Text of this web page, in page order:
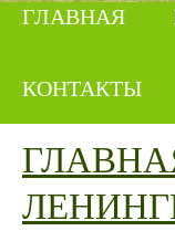
ГЛАВНАЯ
КОНТАКТЫ